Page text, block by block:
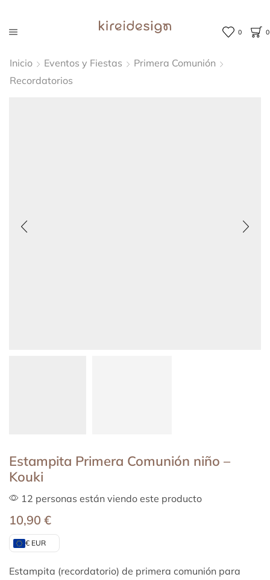
0 0
Inicio Eventos y Fiestas
Primera Comunión
Recordatorios
Estampita Primera Comunión niño –
Kouki
12 personas están viendo este producto
10,90 €
€ EUR
Estampita (recordatorio) de primera comunión para